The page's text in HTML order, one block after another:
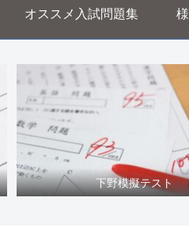
オススメ入試問題集
下野模擬テスト